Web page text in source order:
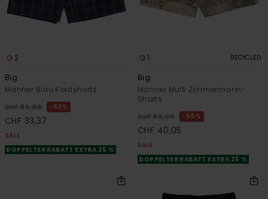
2
Big
Männer Blau Kordshorts
CHF 89,00 63%
CHF 33,37
SALE
DOPPELTER RABATT EXTRA 25 %
1 RECYCLED
Big
Männer Multi Zimmermann-
Shorts
CHF 89,00 55%
CHF 40,05
SALE
DOPPELTER RABATT EXTRA 25 %